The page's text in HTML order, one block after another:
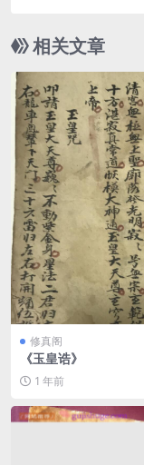
相关文章
修真阁
《玉皇诰》
1 年前